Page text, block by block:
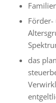
Förder-
das